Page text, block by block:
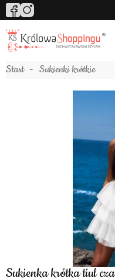
Start Sukienki krótkie
Sukienka krótka tiul